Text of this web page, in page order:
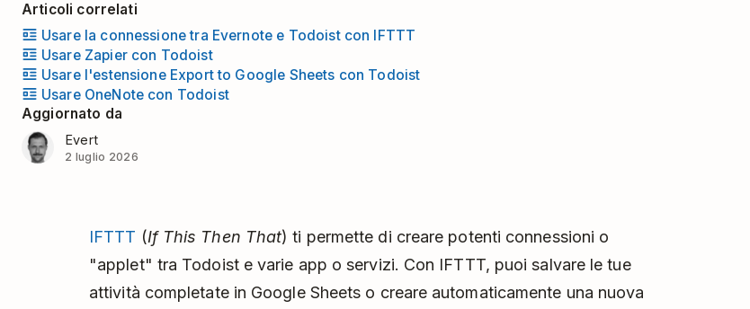
Articoli correlati
Usare la connessione tra Evernote e Todoist con IFTTT
Usare Zapier con Todoist
Usare l'estensione Export to Google Sheets con Todoist
Usare OneNote con Todoist
Aggiornato da
Evert
2 luglio 2026
IFTTT (If This Then That) ti permette di creare potenti connessioni o
"applet" tra Todoist e varie app o servizi. Con IFTTT, puoi salvare le tue
attività completate in Google Sheets o creare automaticamente una nuova